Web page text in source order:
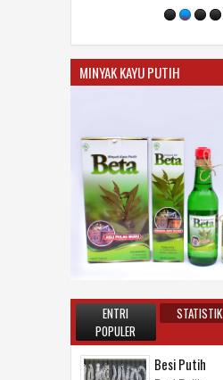
MINYAK KAYU PUTIH
ENTRI
POPULER
STATISTIK
Besi Putih